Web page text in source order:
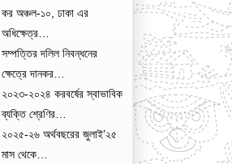
কর অঞ্চল-১০, ঢাকা এর
অধিক্ষেত্র…
সম্পত্তির দলিল নিবন্ধনের
ক্ষেত্রে দানকর…
২০২৩-২০২৪ করবর্ষের স্বাভাবিক
ব্যক্তি শ্রেণির…
২০২৫-২৬ অর্থবছরের জুলাই’২৫
মাস থেকে…